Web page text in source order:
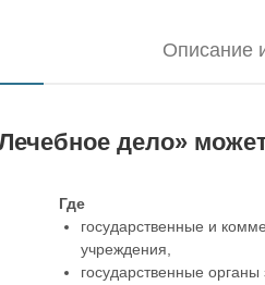
Описание
дело»
Где
государственные и
учреждения,
государственные органы